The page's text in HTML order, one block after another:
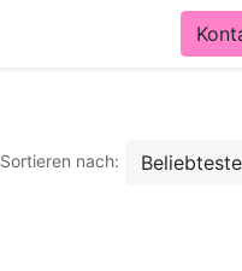
Sortieren nach: Beliebteste